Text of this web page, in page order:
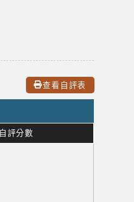
查看自評表
自評分數